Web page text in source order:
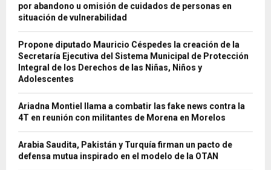
por abandono u omisión de cuidados de personas en
situación de vulnerabilidad
Propone diputado Mauricio Céspedes la creación de la
Secretaría Ejecutiva del Sistema Municipal de Protección
Integral de los Derechos de las Niñas, Niños y
Adolescentes
Ariadna Montiel llama a combatir las fake news contra la
4T en reunión con militantes de Morena en Morelos
Arabia Saudita, Pakistán y Turquía firman un pacto de
defensa mutua inspirado en el modelo de la OTAN